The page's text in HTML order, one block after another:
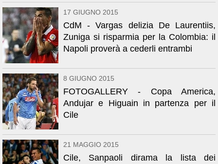
17 GIUGNO 2015
CdM - Vargas delizia De Laurentiis,
Zuniga si risparmia per la Colombia: il
Napoli proverà a cederli entrambi
8 GIUGNO 2015
FOTOGALLERY - Copa America,
Andujar e Higuain in partenza per il
Cile
21 MAGGIO 2015
Cile, Sanpaoli dirama la lista dei